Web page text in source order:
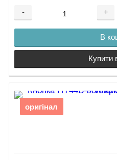
- +
В
Купити
оригінал